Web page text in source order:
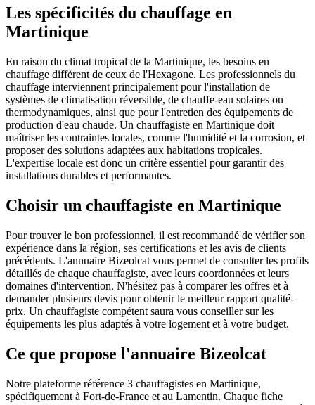
Les spécificités du chauffage en
Martinique
En raison du climat tropical de la Martinique, les besoins en
chauffage diffèrent de ceux de l'Hexagone. Les professionnels du
chauffage interviennent principalement pour l'installation de
systèmes de climatisation réversible, de chauffe-eau solaires ou
thermodynamiques, ainsi que pour l'entretien des équipements de
production d'eau chaude. Un chauffagiste en Martinique doit
maîtriser les contraintes locales, comme l'humidité et la corrosion, et
proposer des solutions adaptées aux habitations tropicales.
L'expertise locale est donc un critère essentiel pour garantir des
installations durables et performantes.
Choisir un chauffagiste en Martinique
Pour trouver le bon professionnel, il est recommandé de vérifier son
expérience dans la région, ses certifications et les avis de clients
précédents. L'annuaire Bizeolcat vous permet de consulter les profils
détaillés de chaque chauffagiste, avec leurs coordonnées et leurs
domaines d'intervention. N'hésitez pas à comparer les offres et à
demander plusieurs devis pour obtenir le meilleur rapport qualité-
prix. Un chauffagiste compétent saura vous conseiller sur les
équipements les plus adaptés à votre logement et à votre budget.
Ce que propose l'annuaire Bizeolcat
Notre plateforme référence 3 chauffagistes en Martinique,
spécifiquement à Fort-de-France et au Lamentin. Chaque fiche